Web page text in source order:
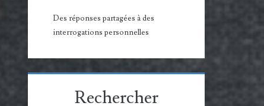
Des réponses partagées à des
interrogations personnelles
Rechercher